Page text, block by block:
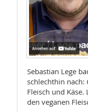
Sebastian Lege
schlechthin nach:
Fleisch und
den veganen